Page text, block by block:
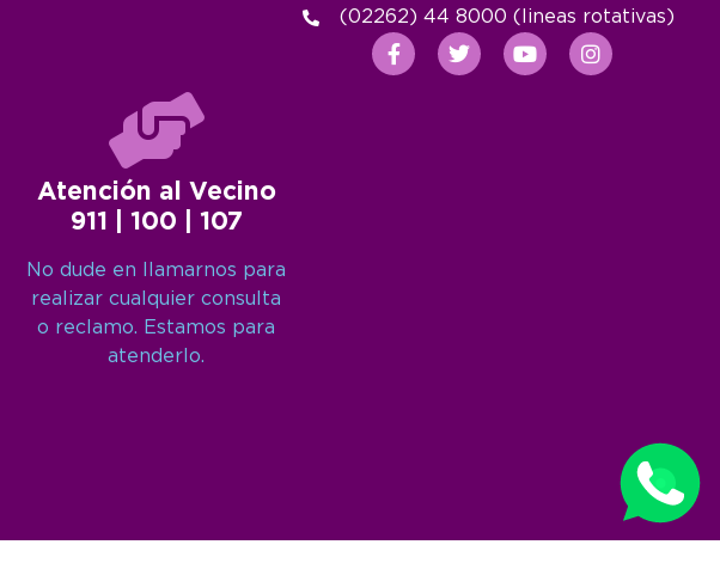
Atención al Vecino
911 | 100 | 107
No dude en llamarnos para
realizar cualquier consulta
o reclamo. Estamos para
atenderlo.
(02262) 44 8000 (lineas rotativas)